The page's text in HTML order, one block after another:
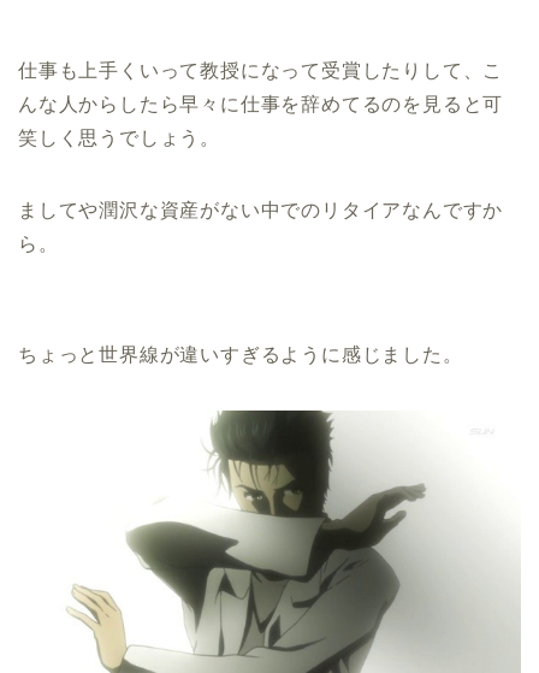
仕事も上手くいって教授になって受賞したりして、こ
んな人からしたら早々に仕事を辞めてるのを見ると可
笑しく思うでしょう。
ましてや潤沢な資産がない中でのリタイアなんですか
ら。
ちょっと世界線が違いすぎるように感じました。